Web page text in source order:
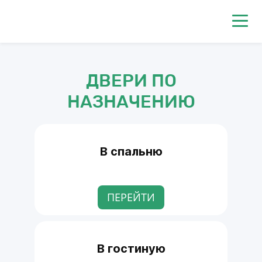
ДВЕРИ ПО
НАЗНАЧЕНИЮ
В спальню
ПЕРЕЙТИ
В гостиную